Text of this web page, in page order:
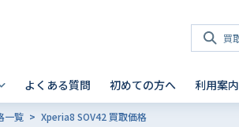
よくある質問 初めての方へ 利用案内
一覧 Xperia8 SOV42 買取価格